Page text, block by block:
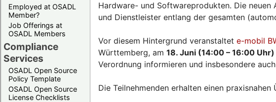
Employed at OSADL
Member?
Job Offerings at
OSADL Members
Compliance
Services
OSADL Open Source
Policy Template
OSADL Open Source
License Checklists
Hardware- und Softwareprodukten. Die
und Dienstleister entlang der gesamten
Vor diesem Hintergrund veranstaltet e-mobil
Württemberg, am 18. Juni (14:00 – 16:00 Uhr)
Verordnung informieren und insbesondere
Die Teilnehmenden erhalten einen